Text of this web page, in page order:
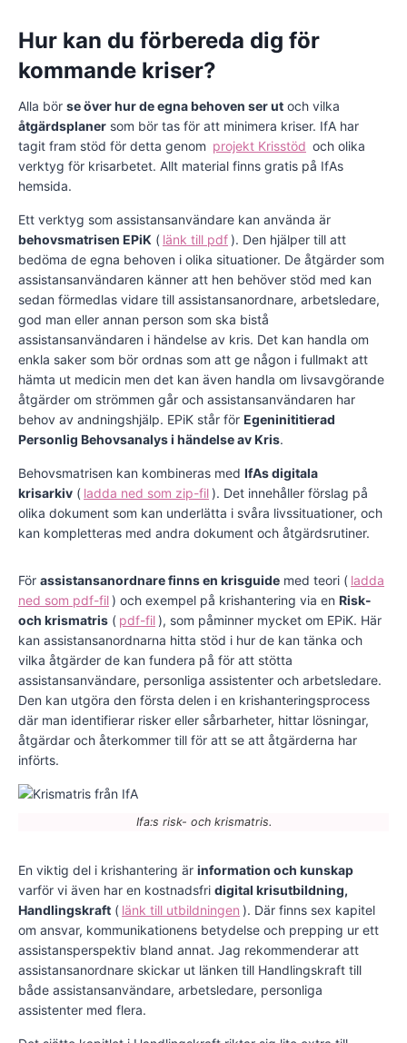
Hur kan du förbereda dig för
kommande kriser?
Alla bör se över hur de egna behoven ser ut och vilka
åtgärdsplaner som bör tas för att minimera kriser. IfA har
tagit fram stöd för detta genom projekt Krisstöd och olika
verktyg för krisarbetet. Allt material finns gratis på IfAs
hemsida.
Ett verktyg som assistansanvändare kan använda är
behovsmatrisen EPiK ( länk till pdf ). Den hjälper till att
bedöma de egna behoven i olika situationer. De åtgärder som
assistansanvändaren känner att hen behöver stöd med kan
sedan förmedlas vidare till assistansanordnare, arbetsledare,
god man eller annan person som ska bistå
assistansanvändaren i händelse av kris. Det kan handla om
enkla saker som bör ordnas som att ge någon i fullmakt att
hämta ut medicin men det kan även handla om livsavgörande
åtgärder om strömmen går och assistansanvändaren har
behov av andningshjälp. EPiK står för Egeninititierad
Personlig Behovsanalys i händelse av Kris.
Behovsmatrisen kan kombineras med IfAs digitala
krisarkiv ( ladda ned som zip-fil ). Det innehåller förslag på
olika dokument som kan underlätta i svåra livssituationer, och
kan kompletteras med andra dokument och åtgärdsrutiner.
För assistansanordnare finns en krisguide med teori ( ladda
ned som pdf-fil ) och exempel på krishantering via en Risk-
och krismatris ( pdf-fil ), som påminner mycket om EPiK. Här
kan assistansanordnarna hitta stöd i hur de kan tänka och
vilka åtgärder de kan fundera på för att stötta
assistansanvändare, personliga assistenter och arbetsledare.
Den kan utgöra den första delen i en krishanteringsprocess
där man identifierar risker eller sårbarheter, hittar lösningar,
åtgärdar och återkommer till för att se att åtgärderna har
införts.
Ifa:s risk- och krismatris.
En viktig del i krishantering är information och kunskap
varför vi även har en kostnadsfri digital krisutbildning,
Handlingskraft ( länk till utbildningen ). Där finns sex kapitel
om ansvar, kommunikationens betydelse och prepping ur ett
assistansperspektiv bland annat. Jag rekommenderar att
assistansanordnare skickar ut länken till Handlingskraft till
både assistansanvändare, arbetsledare, personliga
assistenter med flera.